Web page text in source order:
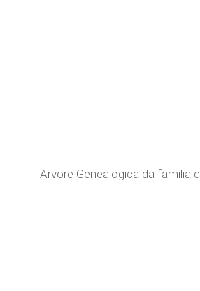
Arvore Genealogica da familia